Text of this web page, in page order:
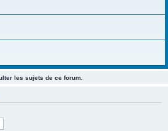
les sujets de ce forum.